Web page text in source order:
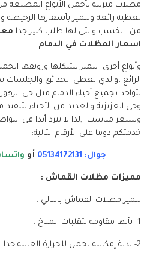
مظلات منزلية بأجمل الأنواع المصنعة
تغطيه رائعة وتتميز بأسعارها الرخيصة
من الخشب والتي لها طلب كبير جدا
اسعار المظلات في الدمام.
وأنواع أخرى تتميز بشكلها ورونقها
الرائع ،والذي يعطي الحدائق
نتواجد بجميع أحياء الدمام مثل حي
وحي العزيزية والعديد من الأحياء
وبسعر مناسب ,لذا لا تترد أبدا في
خدمتكم دوما على الأرقام التالية:
جوال: 05134172131 أو واتساب:
مميزات مظلات القماش :
تتميز مظلات القماش بالتالي :
1- بأنها مقاومه لتقلبات المناخ .
2- لدية إمكانية تحمل للحرارة العالية جدا .